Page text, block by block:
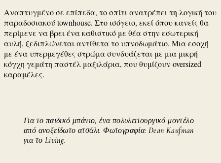
Αναπτυγμένο σε επίπεδα, το σπίτι ανατρέπει τη λογική του
παραδοσιακού townhouse. Στο ισόγειο, εκεί όπου κανείς θα
περίμενε να βρει ένα καθιστικό με θέα στην εσωτερική
αυλή, ξεδιπλώνεται αντίθετα το υπνοδωμάτιο. Μια εσοχή
με ένα υπερμεγέθες στρώμα συνδυάζεται με μια μικρή
κόγχη γεμάτη παστέλ μαξιλάρια, που θυμίζουν oversized
καραμέλες.
Για το παιδικό μπάνιο, ένα πολυλειτουργικό μοντέλο
από ανοξείδωτο ατσάλι. Φωτογραφία: Dean Kaufman
για το Living.